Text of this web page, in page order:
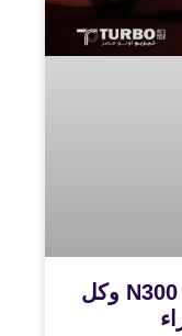
مراجعة شاملة لشيفروليه N300 وكل